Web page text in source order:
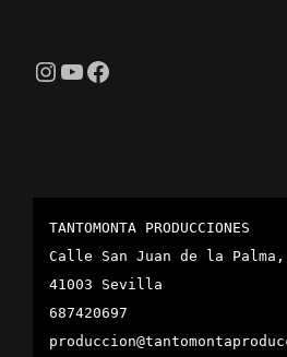
Instagram
YouTube
Facebook
TANTOMONTA PRODUCCIONES
Calle San Juan de la
41003 Sevilla
687420697